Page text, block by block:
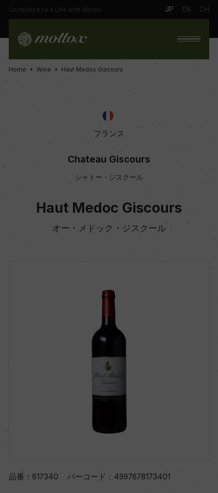
Contribute to a Life with Wines. JP EN CH
Home Wine Haut Medoc Giscours
フランス
Chateau Giscours
シャトー・ジスクール
Haut Medoc Giscours
オー・メドック・ジスクール
品番： 617340 バーコード： 4997678173401